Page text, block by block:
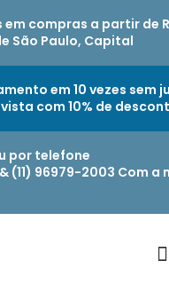
compras a partir de
São Paulo, Capital
em 10 vezes sem
com 10% de
por telefone
(11) 96979-2003 Com a